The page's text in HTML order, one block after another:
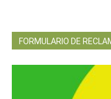
FORMULARIO DE